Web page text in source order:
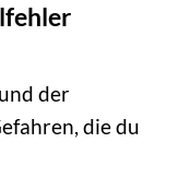
der
die du